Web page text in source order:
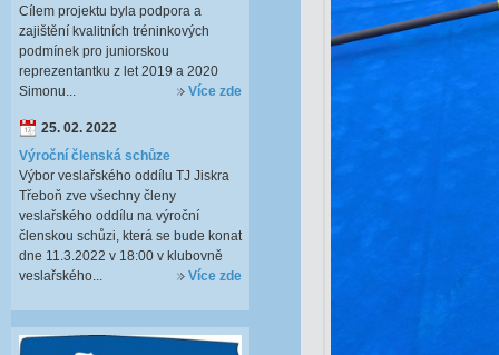
Cílem projektu byla podpora a
zajištění kvalitních tréninkových
podmínek pro juniorskou
reprezentantku z let 2019 a 2020
Simonu...
Více zde
25. 02. 2022
Výroční členská schůze
Výbor veslařského oddílu TJ Jiskra
Třeboň zve všechny členy
veslařského oddílu na výroční
členskou schůzi, která se bude konat
dne 11.3.2022 v 18:00 v klubovně
veslařského...
Více zde